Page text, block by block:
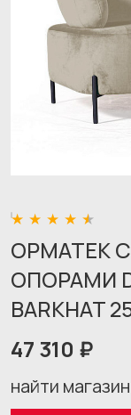
ОРМАТЕК
ОПОРАМИ
BARKHAT
47 310 ₽
найти